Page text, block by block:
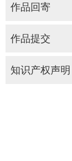
作品回寄
作品提交
知识产权声明